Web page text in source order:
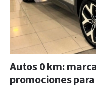
Autos 0 km:
promociones